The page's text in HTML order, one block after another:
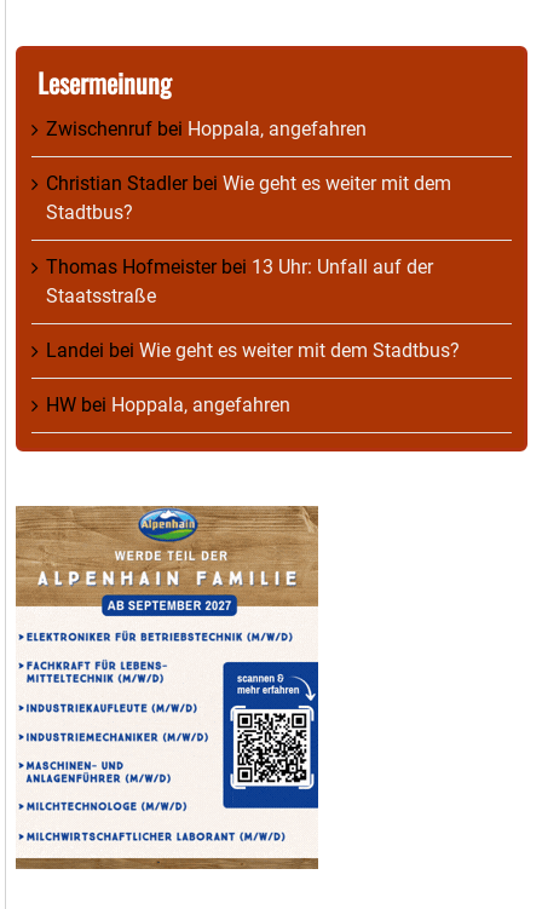
Lesermeinung
Zwischenruf bei Hoppala, angefahren
Christian Stadlerbei Wie geht es weiter mit dem
Stadtbus?
Thomas Hofmeisterbei 13 Uhr: Unfall auf der
Staatsstraße
Landei bei Wie geht es weiter mit dem Stadtbus?
HW bei Hoppala, angefahren